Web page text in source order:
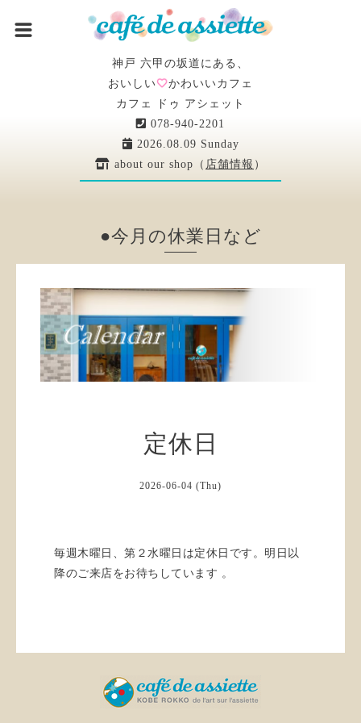
神戸 六甲の坂道にある、
おいしい
かわいいカフェ
カフェ ドゥ アシェット
078-940-2201
2026.08.09 Sunday
about our shop（ 店舗情報 ）
●今月の休業日など
定休日
2026-06-04 (Thu)
毎週木曜日、第２水曜日は定休日です。明日以
降のご来店をお待ちしています 。